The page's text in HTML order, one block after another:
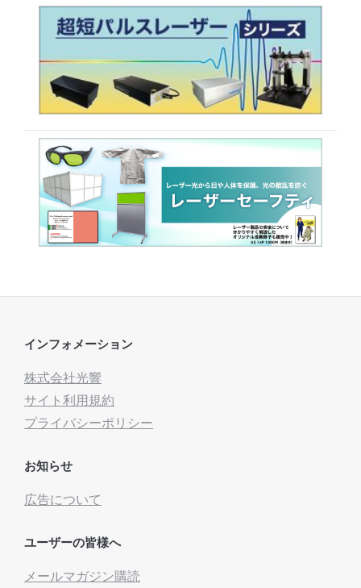
インフォメーション
株式会社光響
サイト利用規約
プライバシーポリシー
お知らせ
広告について
ユーザーの皆様へ
メールマガジン購読